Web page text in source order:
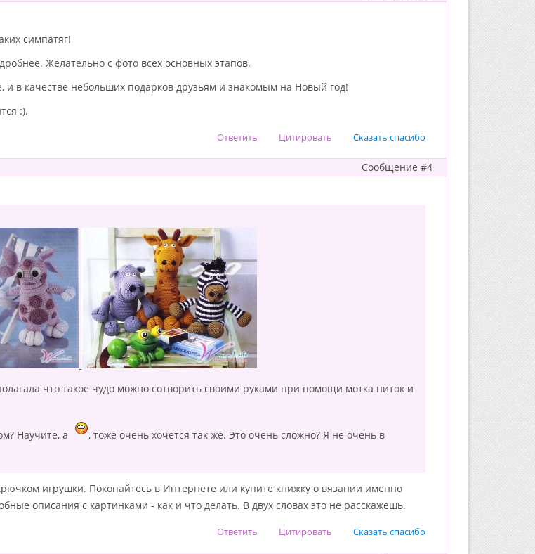
симпатяг!
Желательно с фото всех основных этапов.
и в качестве небольших подарков друзьям и знакомым на Новый год!
:).
Сказать спасибо
Цитировать
Ответить
Сообщение #4
что такое чудо можно сотворить своими руками при помощи мотка ниток и
Научите, а
, тоже очень хочется так же. Это очень сложно? Я не очень в
игрушки. Покопайтесь в Интернете или купите книжку о вязании именно
описания с картинками - как и что делать. В двух словах это не расскажешь.
Сказать спасибо
Цитировать
Ответить